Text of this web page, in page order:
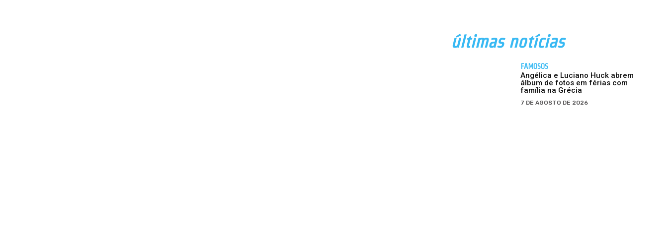
últimas notícias
FAMOSOS
Angélica e Luciano Huck abrem
álbum de fotos em férias com
família na Grécia
7 DE AGOSTO DE 2026